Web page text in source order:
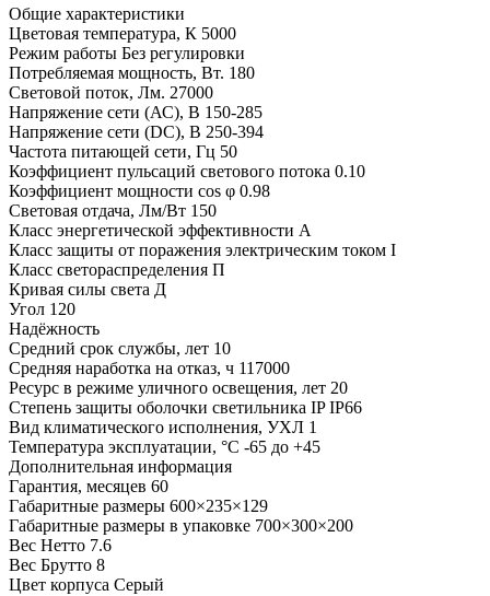
Общие характеристики
Цветовая температура, К 5000
Режим работы Без регулировки
Потребляемая мощность, Вт. 180
Световой поток, Лм. 27000
Напряжение сети (АС), В 150-285
Напряжение сети (DC), В 250-394
Частота питающей сети, Гц 50
Коэффициент пульсаций светового потока 0.10
Коэффициент мощности cos φ 0.98
Световая отдача, Лм/Вт 150
Класс энергетической эффективности A
Класс защиты от поражения электрическим током I
Класс светораспределения П
Кривая силы света Д
Угол 120
Надёжность
Средний срок службы, лет 10
Средняя наработка на отказ, ч 117000
Ресурс в режиме уличного освещения, лет 20
Степень защиты оболочки светильника IP IP66
Вид климатического исполнения, УХЛ 1
Температура эксплуатации, °С -65 до +45
Дополнительная информация
Гарантия, месяцев 60
Габаритные размеры 600×235×129
Габаритные размеры в упаковке 700×300×200
Вес Нетто 7.6
Вес Брутто 8
Цвет корпуса Серый